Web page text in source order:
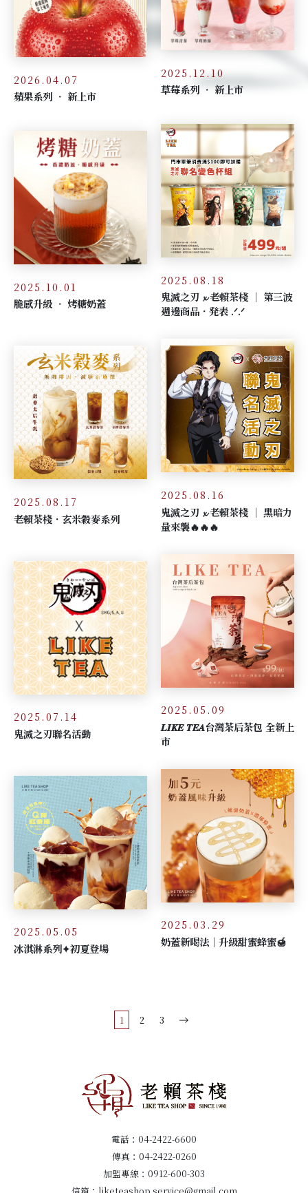
2026.04.07
蘋果系列 ‧ 新上市
2025.12.10
草莓系列 ‧ 新上市
2025.10.01
脆感升級 ‧ 烤糖奶蓋
2025.08.18
鬼滅之刃 𝔁 老賴茶棧 │ 第三波
週邊商品．発表 .ᐟ.ᐟ
2025.08.17
老賴茶棧．玄米穀麥系列
2025.08.16
鬼滅之刃 𝔁 老賴茶棧 │ 黑暗力
量來襲🔥🔥🔥
2025.07.14
鬼滅之刃聯名活動
2025.05.09
𝑳𝑰𝑲𝑬 𝑻𝑬𝑨台灣茶后茶包 全新上
市
2025.05.05
冰淇淋系列✦初夏登場
2025.03.29
奶蓋新喝法｜升級甜蜜蜂蜜🍯
1 2 3
電話： 04-2422-6600
傳真：04-2422-0260
加盟專線： 0912-600-303